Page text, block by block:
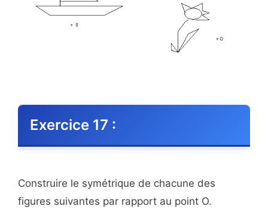
Exercice 17 :
Construire le symétrique de chacune des
figures suivantes par rapport au point O.